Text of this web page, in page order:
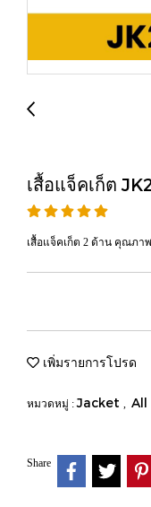
เสื้อแจ็คเก็ต
เสื้อแจ็คเก็ต 2 ด้าน คุณภา
เพิ่มรายการโปรด
หมวดหมู่ :Jacket , All
Share